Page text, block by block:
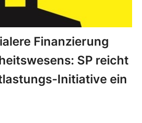
Finanzierung
SP reicht
Initiative ein